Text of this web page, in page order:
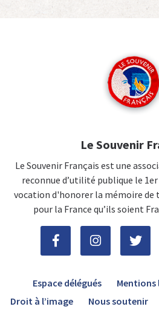
Le Souvenir
Le Souvenir Français est une
reconnue d’utilité publique le
vocation d'honorer la mémoire de
pour la France qu’ils soient
Espace délégués Mentions
Droit à l’image
Nous soutenir